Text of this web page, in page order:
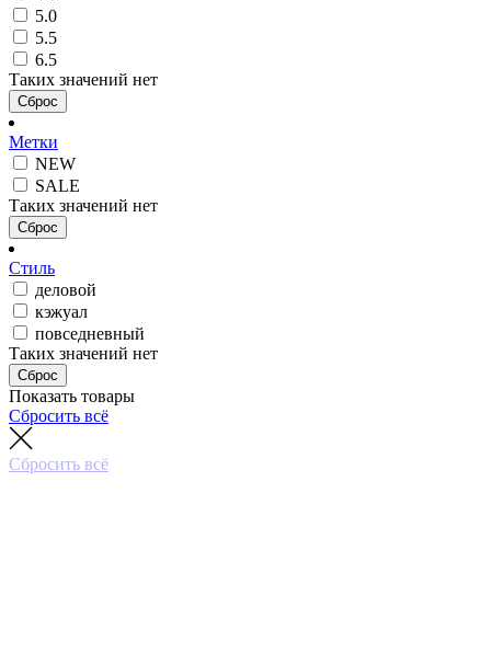
5.0
5.5
6.5
Таких значений нет
Сброс
Метки
NEW
SALE
Таких значений нет
Сброс
Стиль
деловой
кэжуал
повседневный
Таких значений нет
Сброс
Показать товары
Сбросить всё
Сбросить всё